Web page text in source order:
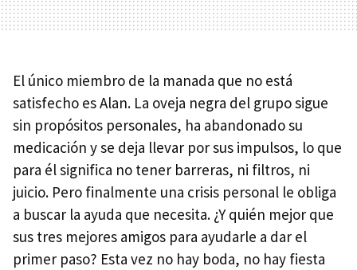
El único miembro de la manada que no está
satisfecho es Alan. La oveja negra del grupo sigue
sin propósitos personales, ha abandonado su
medicación y se deja llevar por sus impulsos, lo que
para él significa no tener barreras, ni filtros, ni
juicio. Pero finalmente una crisis personal le obliga
a buscar la ayuda que necesita. ¿Y quién mejor que
sus tres mejores amigos para ayudarle a dar el
primer paso? Esta vez no hay boda, no hay fiesta